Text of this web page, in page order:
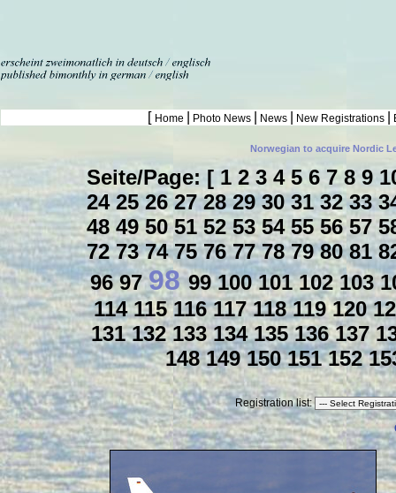
[ Home Photo News News New Registrations
Norwegian to acquire Nordic
Seite/Page: [1 2 3 4 5 6 78 9
24252627282930313233
48 495051 525354555657
72737475767778798081
96979899100101102103
114115116117118119120
131132133134135136137
148149150151152
Registration list: